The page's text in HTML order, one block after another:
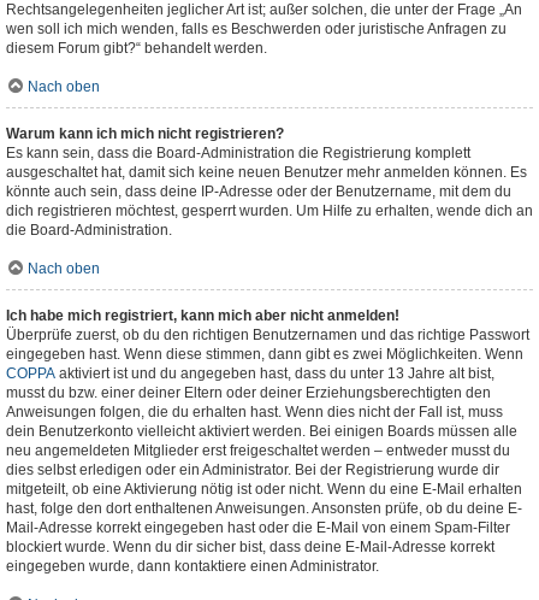
Rechtsangelegenheiten jeglicher Art ist; außer solchen, die unter der Frage „An
wen soll ich mich wenden, falls es Beschwerden oder juristische Anfragen zu
diesem Forum gibt?“ behandelt werden.
Nach oben
Warum kann ich mich nicht registrieren?
Es kann sein, dass die Board-Administration die Registrierung komplett
ausgeschaltet hat, damit sich keine neuen Benutzer mehr anmelden können. Es
könnte auch sein, dass deine IP-Adresse oder der Benutzername, mit dem du
dich registrieren möchtest, gesperrt wurden. Um Hilfe zu erhalten, wende dich an
die Board-Administration.
Nach oben
Ich habe mich registriert, kann mich aber nicht anmelden!
Überprüfe zuerst, ob du den richtigen Benutzernamen und das richtige Passwort
eingegeben hast. Wenn diese stimmen, dann gibt es zwei Möglichkeiten. Wenn
COPPA aktiviert ist und du angegeben hast, dass du unter 13 Jahre alt bist,
musst du bzw. einer deiner Eltern oder deiner Erziehungsberechtigten den
Anweisungen folgen, die du erhalten hast. Wenn dies nicht der Fall ist, muss
dein Benutzerkonto vielleicht aktiviert werden. Bei einigen Boards müssen alle
neu angemeldeten Mitglieder erst freigeschaltet werden – entweder musst du
dies selbst erledigen oder ein Administrator. Bei der Registrierung wurde dir
mitgeteilt, ob eine Aktivierung nötig ist oder nicht. Wenn du eine E-Mail erhalten
hast, folge den dort enthaltenen Anweisungen. Ansonsten prüfe, ob du deine E-
Mail-Adresse korrekt eingegeben hast oder die E-Mail von einem Spam-Filter
blockiert wurde. Wenn du dir sicher bist, dass deine E-Mail-Adresse korrekt
eingegeben wurde, dann kontaktiere einen Administrator.